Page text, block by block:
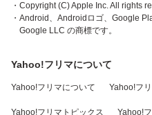
・Copyright (C) Apple Inc. All rights
・Android、Androidロゴ、Google
Google LLC の商標です。
Yahoo!フリマについて
Yahoo!フリマについて Yahoo!フ
Yahoo!フリマトピックス Yahoo!